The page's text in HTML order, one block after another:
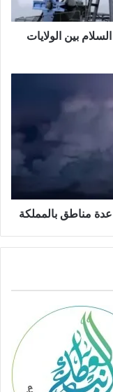
بين الولايات
مناطق بالمملكة